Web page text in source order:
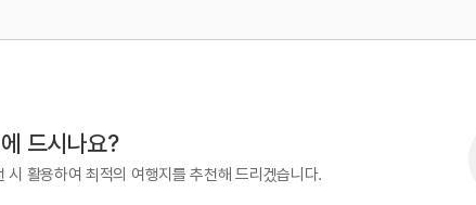
드시나요?
시 활용하여 최적의 여행지를 추천해 드리겠습니다.